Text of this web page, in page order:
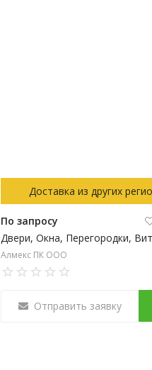
Доставка из других
По запросу
Алмекс ПК ООО
Отправить заявку